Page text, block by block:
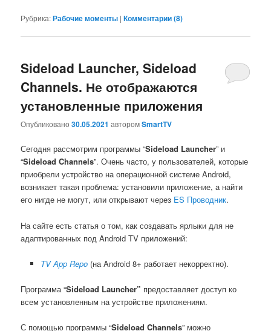
Рубрика:Рабочие моменты |Комментарии (8)
Sideload Launcher, Sideload
Channels. Не отображаются
установленные приложения
Опубликовано30.05.2021 авторомSmartTV
Сегодня рассмотрим программы “Sideload Launcher” и
“Sideload Channels”. Очень часто, у пользователей, которые
приобрели устройство на операционной системе Android,
возникает такая проблема: установили приложение, а найти
его нигде не могут, или открывают через ES Проводник.
На сайте есть статья о том, как создавать ярлыки для не
адаптированных под Android TV приложений:
TVApp Repo(на Android 8+ работает некорректно).
Программа “Sideload Launcher” предоставляет доступ ко
всем установленным на устройстве приложениям.
С помощью программы “Sideload Channels” можно